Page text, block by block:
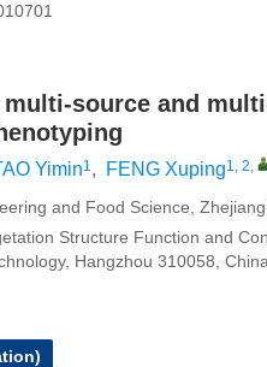
source and
Yimin1, FENG Xuping1, 2,
and Food Science,
Structure Function and
Hangzhou 310058, China